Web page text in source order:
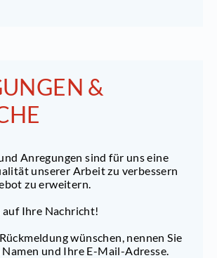
&
Anregungen sind für uns eine
unserer Arbeit zu verbessern
zu erweitern.
Ihre Nachricht!
wünschen, nennen Sie
und Ihre E-Mail-Adresse.